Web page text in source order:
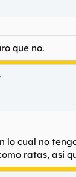
que no.
lo cual no
ratas, asi